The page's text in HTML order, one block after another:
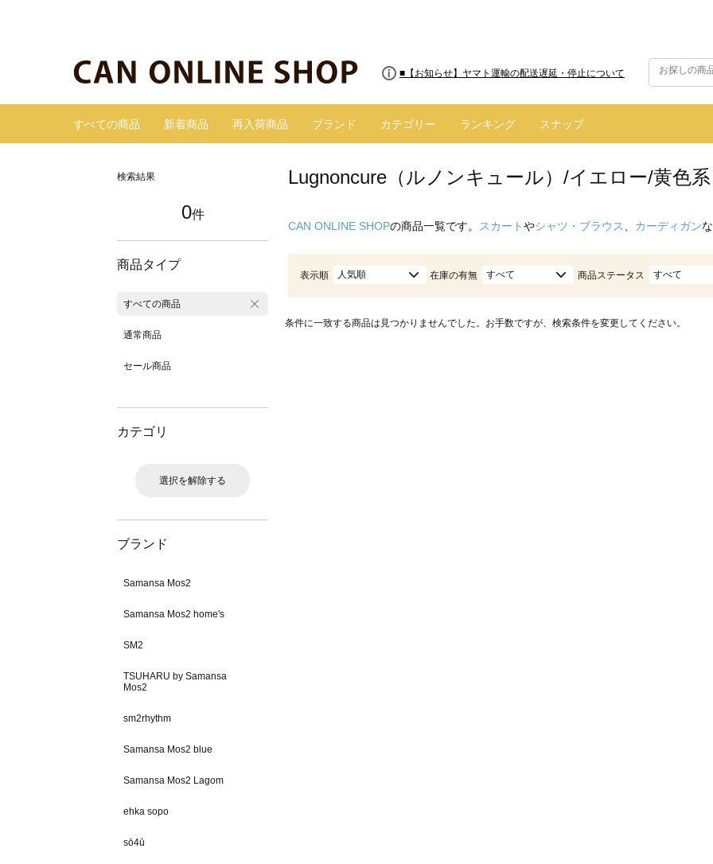
■8/13(木)AM2:00～サイトメンテナンス実施のお知らせ
■【お知らせ】ヤマト運輸の配送遅延・停止について
すべての商品 新着商品 再入荷商品 ブランド カテゴリー ランキング スナップ
検索結果
0件
商品タイプ
すべての商品
通常商品
セール商品
カテゴリ
選択を解除する
ブランド
Samansa Mos2
Samansa Mos2 home's
SM2
TSUHARU by Samansa
Mos2
sm2rhythm
Samansa Mos2 blue
Samansa Mos2 Lagom
ehka sopo
sō4ū
Lugnoncure（ルノンキュール）/イエロー/黄色系
CAN ONLINE SHOPの商品一覧です。 スカートやシャツ・ブラウス カーディガン
表示順 人気順 在庫の有無 すべて 商品ステータス すべて
条件に一致する商品は見つかりませんでした。お手数ですが、検索条件を変更してください。